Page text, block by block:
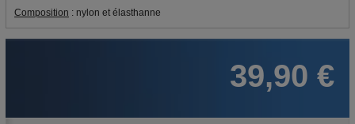
Composition : nylon et élasthanne
39,90 €